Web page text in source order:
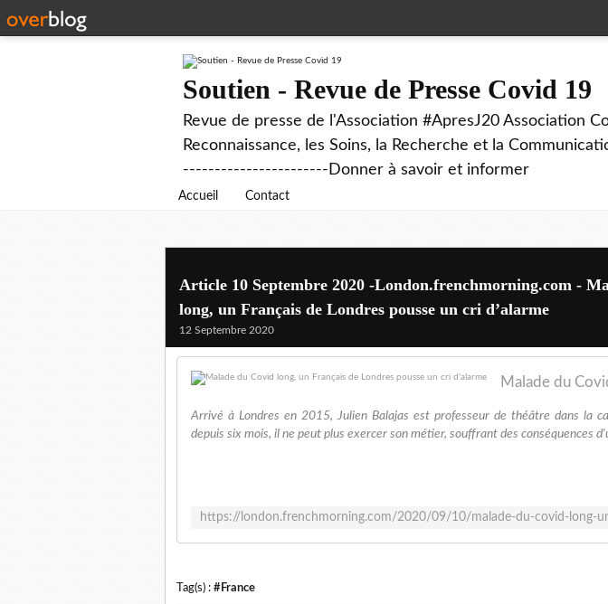
Soutien - Revue de Presse Covid 19
Revue de presse de l'Association #ApresJ20 Association
Reconnaissance, les Soins, la Recherche et la
-----------------------Donner à savoir et informer
Accueil Contact
Article 10 Septembre 2020 -London.frenchmorning.com -
long, un Français de Londres pousse un cri d’alarme
12 Septembre 2020
Arrivé à Londres en 2015, Julien Balajas est professeur de théâtre dans la
depuis six mois, il ne peut plus exercer son métier, souffrant des conséquences
Tag(s) : #France